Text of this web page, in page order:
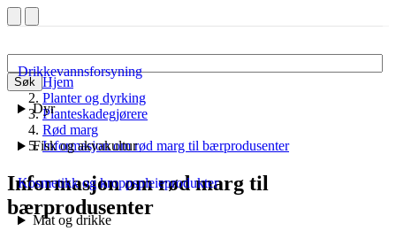
Søk
Drikkevannsforsyning
Dyr
Fisk og akvakultur
Kosmetikk og kroppspleieprodukter
Mat og drikke
Hjem
Planter og dyrking
Planteskadegjørere
Rød marg
Informasjon om rød marg til bærprodusenter
Informasjon om rød marg til
bærprodusenter